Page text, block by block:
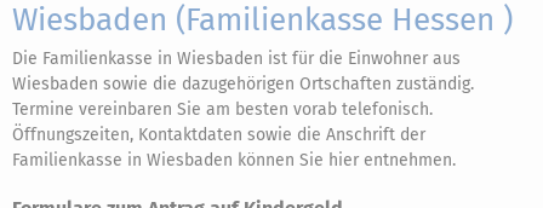
Wiesbaden (Familienkasse Hessen )
Die Familienkasse in Wiesbaden ist für die Einwohner aus
Wiesbaden sowie die dazugehörigen Ortschaften zuständig.
Termine vereinbaren Sie am besten vorab telefonisch.
Öffnungszeiten, Kontaktdaten sowie die Anschrift der
Familienkasse in Wiesbaden können Sie hier entnehmen.